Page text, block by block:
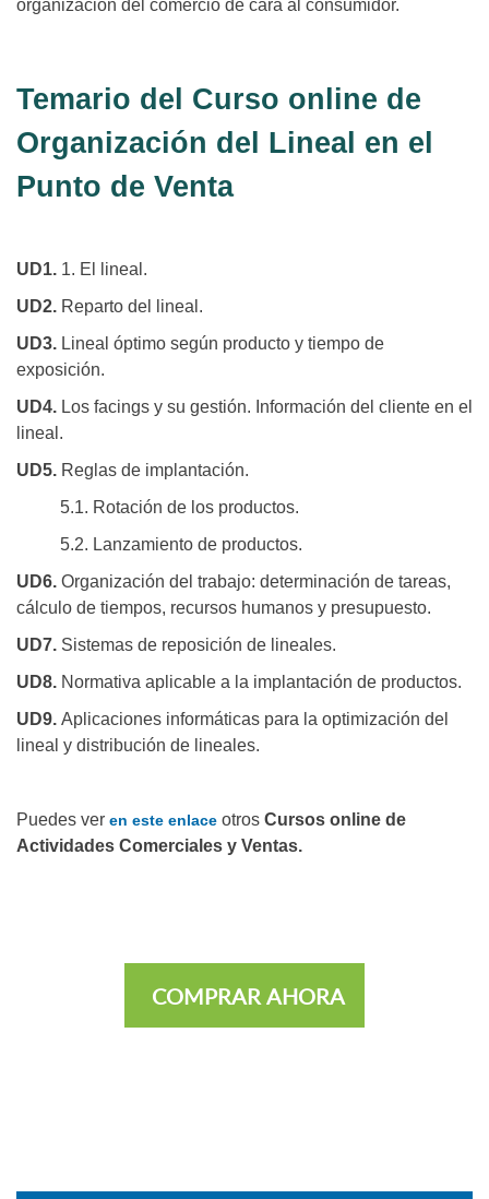
organización del comercio de cara al consumidor.
Temario del Curso online de
Organización del Lineal en el
Punto de Venta
UD1. 1. El lineal.
UD2. Reparto del lineal.
UD3. Lineal óptimo según producto y tiempo de
exposición.
UD4. Los facings y su gestión. Información del cliente en el
lineal.
UD5. Reglas de implantación.
5.1. Rotación de los productos.
5.2. Lanzamiento de productos.
UD6. Organización del trabajo: determinación de tareas,
cálculo de tiempos, recursos humanos y presupuesto.
UD7. Sistemas de reposición de lineales.
UD8. Normativa aplicable a la implantación de productos.
UD9. Aplicaciones informáticas para la optimización del
lineal y distribución de lineales.
Puedes ver en este enlace otros Cursos online de
Actividades Comerciales y Ventas.
COMPRAR AHORA